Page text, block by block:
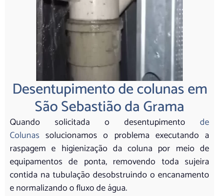
Desentupimento de colunas em
São Sebastião da Grama
Quando solicitada o desentupimento de
Colunas solucionamos o problema executando a
raspagem e higienização da coluna por meio de
equipamentos de ponta, removendo toda sujeira
contida na tubulação desobstruindo o encanamento
e normalizando o fluxo de água.